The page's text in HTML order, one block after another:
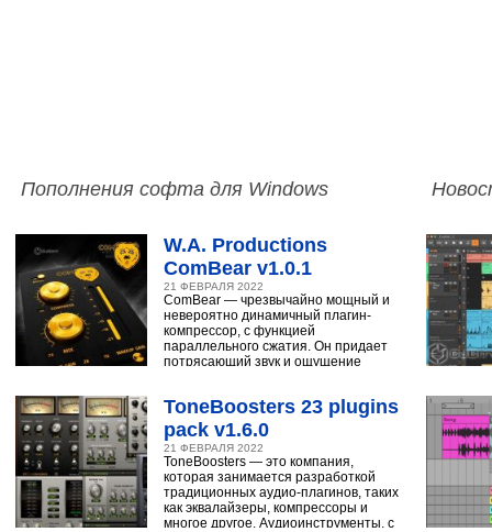
Пополнения софта для Windows
W.A. Productions
ComBear v1.0.1
21 ФЕВРАЛЯ 2022
ComBear — чрезвычайно мощный и
невероятно динамичный плагин-
компрессор, с функцией
параллельного сжатия. Он придает
потрясающий звук и ощущение
ToneBoosters 23 plugins
pack v1.6.0
21 ФЕВРАЛЯ 2022
ToneBoosters — это компания,
которая занимается разработкой
традиционных аудио-плагинов, таких
как эквалайзеры, компрессоры и
многое другое. Аудиоинструменты, с